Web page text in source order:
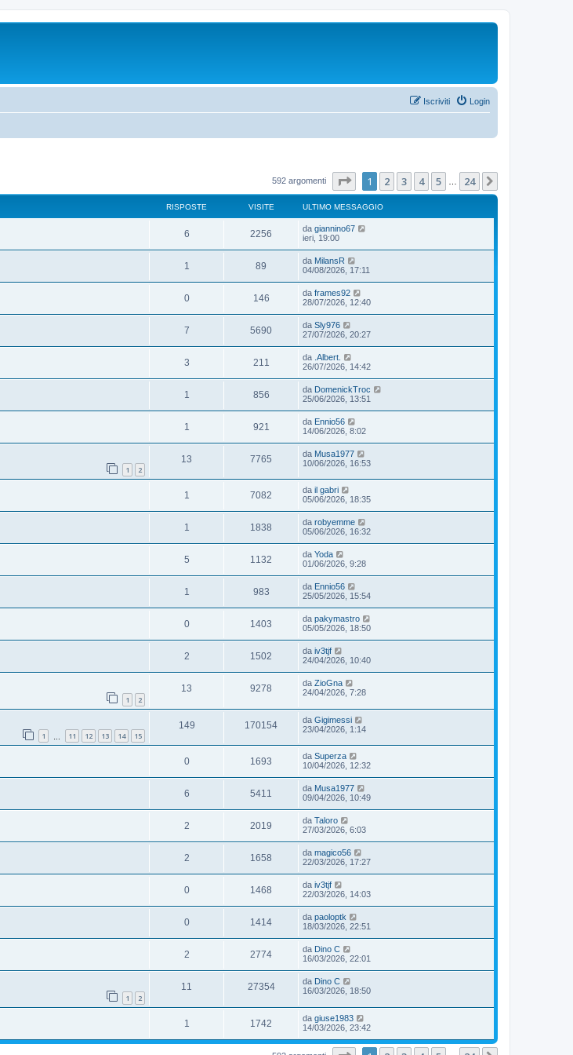
Login
Iscriviti
592 argomenti Pagina di 24
1 2 3 4 5 24
RISPOSTE VISITE ULTIMO MESSAGGIO
6 2256 da giannino67
ieri, 19:00
1 89 da MilansR
04/08/2026, 17:11
0 146 da frames92
28/07/2026, 12:40
7 5690 da Sly976
27/07/2026, 20:27
3 211 da .Albert.
26/07/2026, 14:42
1 856 da DomenickTroc
25/06/2026, 13:51
1 921 da Ennio56
14/06/2026, 8:02
1 2
13 7765 da Musa1977
10/06/2026, 16:53
1 7082 da il gabri
05/06/2026, 18:35
1 1838 da robyemme
05/06/2026, 16:32
5 1132 da Yoda
01/06/2026, 9:28
1 983 da Ennio56
25/05/2026, 15:54
0 1403 da pakymastro
05/05/2026, 18:50
2 1502 da iv3tjf
24/04/2026, 10:40
1 2
13 9278 da ZioGna
24/04/2026, 7:28
1 11 12 13 14 15
149 170154 da Gigimessi
23/04/2026, 1:14
0 1693 da Superza
10/04/2026, 12:32
6 5411 da Musa1977
09/04/2026, 10:49
2 2019 da Taloro
27/03/2026, 6:03
2 1658 da magico56
22/03/2026, 17:27
0 1468 da iv3tjf
22/03/2026, 14:03
0 1414 da paoloptk
18/03/2026, 22:51
2 2774 da Dino C
16/03/2026, 22:01
1 2
11 27354 da Dino C
16/03/2026, 18:50
1 1742 da giuse1983
14/03/2026, 23:42